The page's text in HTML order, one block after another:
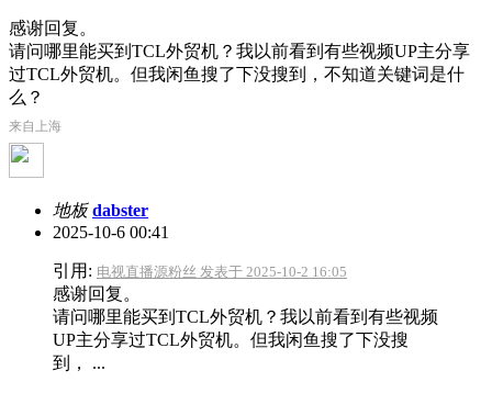
感谢回复。
请问哪里能买到TCL外贸机？我以前看到有些视频UP主分享
过TCL外贸机。但我闲鱼搜了下没搜到，不知道关键词是什
么？
来自上海
地板 dabster
2025-10-6 00:41
引用: 电视直播源粉丝 发表于 2025-10-2 16:05
感谢回复。
请问哪里能买到TCL外贸机？我以前看到有些视频
UP主分享过TCL外贸机。但我闲鱼搜了下没搜
到， ...